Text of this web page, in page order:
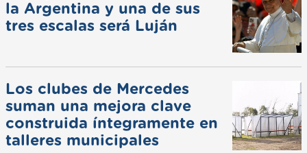
la Argentina y una de sus
tres escalas será Luján
Los clubes de Mercedes
suman una mejora clave
construida íntegramente en
talleres municipales